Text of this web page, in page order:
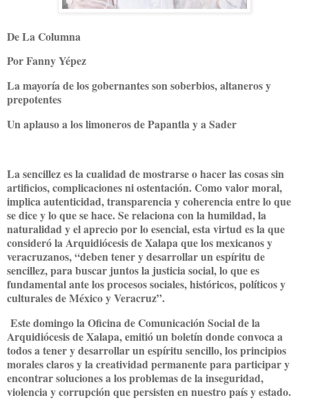
De La Columna
Por Fanny Yépez
La mayoría de los gobernantes son soberbios, altaneros y
prepotentes
Un aplauso a los limoneros de Papantla y a Sader
La sencillez es la cualidad de mostrarse o hacer las cosas sin
artificios, complicaciones ni ostentación. Como valor moral,
implica autenticidad, transparencia y coherencia entre lo que
se dice y lo que se hace. Se relaciona con la humildad, la
naturalidad y el aprecio por lo esencial, esta virtud es la que
consideró la Arquidiócesis de Xalapa que los mexicanos y
veracruzanos, “deben tener y desarrollar un espíritu de
sencillez, para buscar juntos la justicia social, lo que es
fundamental ante los procesos sociales, históricos, políticos y
culturales de México y Veracruz”.
Este domingo la Oficina de Comunicación Social de la
Arquidiócesis de Xalapa, emitió un boletín donde convoca a
todos a tener y desarrollar un espíritu sencillo, los principios
morales claros y la creatividad permanente para participar y
encontrar soluciones a los problemas de la inseguridad,
violencia y corrupción que persisten en nuestro país y estado.